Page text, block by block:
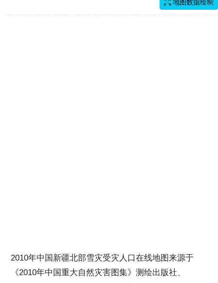
地图数据绘制
2010年中国新疆北部雪灾受灾人口在线地图来源于
《2010年中国重大自然灾害图集》测绘出版社、